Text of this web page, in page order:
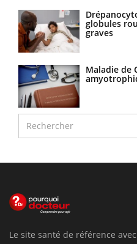
globules
graves
Maladie de
Le site santé de référence